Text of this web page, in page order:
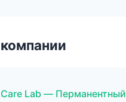
Lab — Перманентный